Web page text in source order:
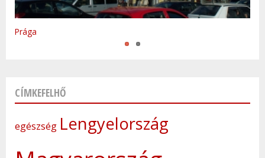
Prága
Varsó
CÍMKEFELHŐ
egészség Lengyelország